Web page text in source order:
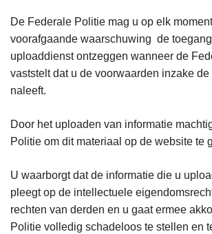
De Federale Politie mag u op elk
voorafgaande waarschuwing de
uploaddienst ontzeggen wanneer de
vaststelt dat u de voorwaarden inzake
naleeft.
Door het uploaden van informatie
Politie om dit materiaal op de website te
U waarborgt dat de informatie die u
pleegt op de intellectuele
rechten van derden en u gaat ermee
Politie volledig schadeloos te stellen en